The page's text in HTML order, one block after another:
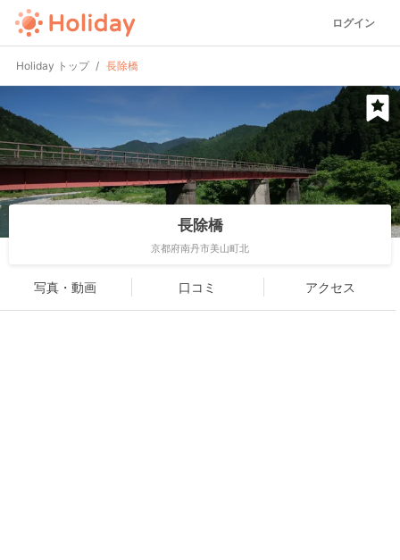
ログイン
Holiday トップ 長除橋
長除橋
京都府南丹市美山町北
写真・動画 口コミ アクセス